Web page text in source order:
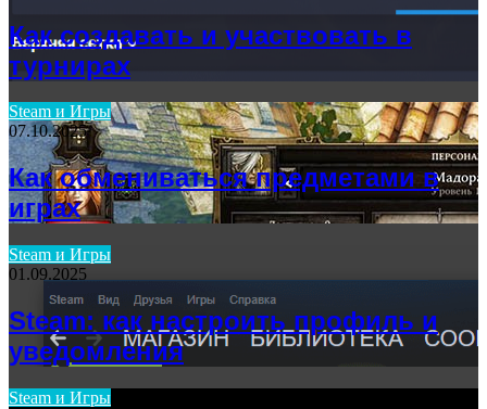
Как создавать и участвовать в
турнирах
Steam и Игры
07.10.2025
Как обмениваться предметами в
играх
Steam и Игры
01.09.2025
Steam: как настроить профиль и
уведомления
Steam и Игры